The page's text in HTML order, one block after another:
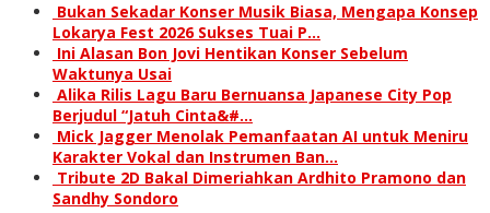
Bukan Sekadar Konser Musik Biasa, Mengapa Konsep
Lokarya Fest 2026 Sukses Tuai P…
Ini Alasan Bon Jovi Hentikan Konser Sebelum
Waktunya Usai
Alika Rilis Lagu Baru Bernuansa Japanese City Pop
Berjudul “Jatuh Cinta&#…
Mick Jagger Menolak Pemanfaatan AI untuk Meniru
Karakter Vokal dan Instrumen Ban…
Tribute 2D Bakal Dimeriahkan Ardhito Pramono dan
Sandhy Sondoro